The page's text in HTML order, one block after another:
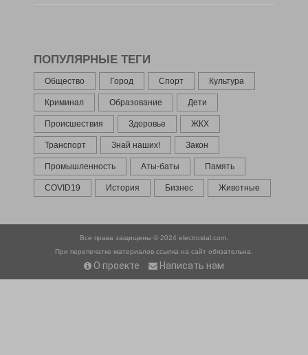
ПОПУЛЯРНЫЕ ТЕГИ
Общество Город Спорт Культура
Криминал Образование Дети
Происшествия Здоровье ЖКХ
Транспорт Знай наших! Закон
Промышленность Аты-баты Память
COVID19 История Бизнес Животные
Все права защищены © 2024 electrostal.com.
При перепечатке материалов ссылка на сайт обязательна.
О проекте Написать нам